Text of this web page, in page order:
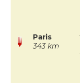
Paris
343 km